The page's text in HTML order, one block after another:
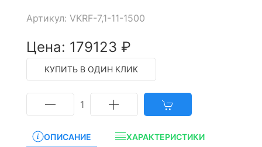
Артикул: VKRF-7,1-11-1500
Цена: 179123 ₽
КУПИТЬ В ОДИН КЛИК
1
ОПИСАНИЕ
ХАРАКТЕРИСТИКИ